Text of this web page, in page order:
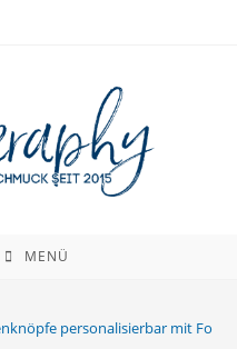
MENÜ
personalisierbar mit Foto